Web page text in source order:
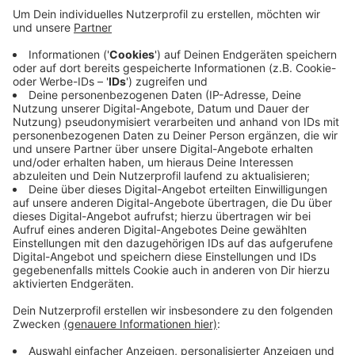
Dazu hat die Gewerkschaft ver.di aufgerufen - und das
nicht ohne Grund: Denn der Tarifkonflikt für den
Einzelhandel ist seit Wochen festgefahren. Bislang
konnten sich Arbeitgeber und Arbeitnehmer noch auf
keinen Tarifabschluss einigen. Am Kaarster IKEA-
Standort werden heute auch Beschäftigte aus den
Filialen Duisburg und Essen erwartet. Auch deren
Mitarbeiter wollen sich am Warnstreik beteiligen, so
ver.di.
Anzeige